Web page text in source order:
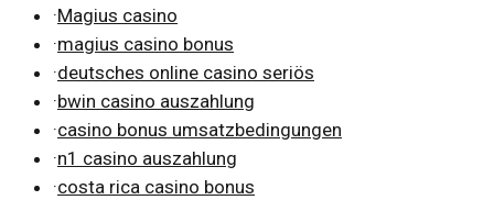
·Magius casino
·magius casino bonus
·deutsches online casino seriös
·bwin casino auszahlung
·casino bonus umsatzbedingungen
·n1 casino auszahlung
·costa rica casino bonus